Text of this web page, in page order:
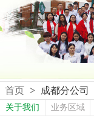
首页 > 成都分公司
关于我们 业务区域